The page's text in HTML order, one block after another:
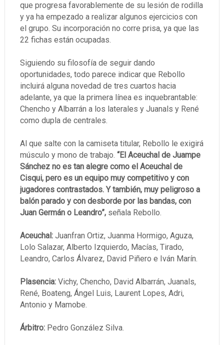
que progresa favorablemente de su lesión de rodilla
y ya ha empezado a realizar algunos ejercicios con
el grupo. Su incorporación no corre prisa, ya que las
22 fichas están ocupadas.
Siguiendo su filosofía de seguir dando
oportunidades, todo parece indicar que Rebollo
incluirá alguna novedad de tres cuartos hacia
adelante, ya que la primera línea es inquebrantable:
Chencho y Albarrán a los laterales y Juanals y René
como dupla de centrales.
Al que salte con la camiseta titular, Rebollo le exigirá
músculo y mono de trabajo. “El Aceuchal de Juampe
Sánchez no es tan alegre como el Aceuchal de
Cisqui, pero es un equipo muy competitivo y con
jugadores contrastados. Y también, muy peligroso a
balón parado y con desborde por las bandas, con
Juan Germán o Leandro”,señala Rebollo.
Aceuchal: Juanfran Ortiz, Juanma Hormigo, Aguza,
Lolo Salazar, Alberto Izquierdo, Macías, Tirado,
Leandro, Carlos Álvarez, David Piñero e Iván Marín.
Plasencia: Vichy, Chencho, David Albarrán, Juanals,
René, Boateng, Ángel Luis, Laurent Lopes, Adri,
Antonio y Mamobe.
Árbitro:Pedro González Silva.